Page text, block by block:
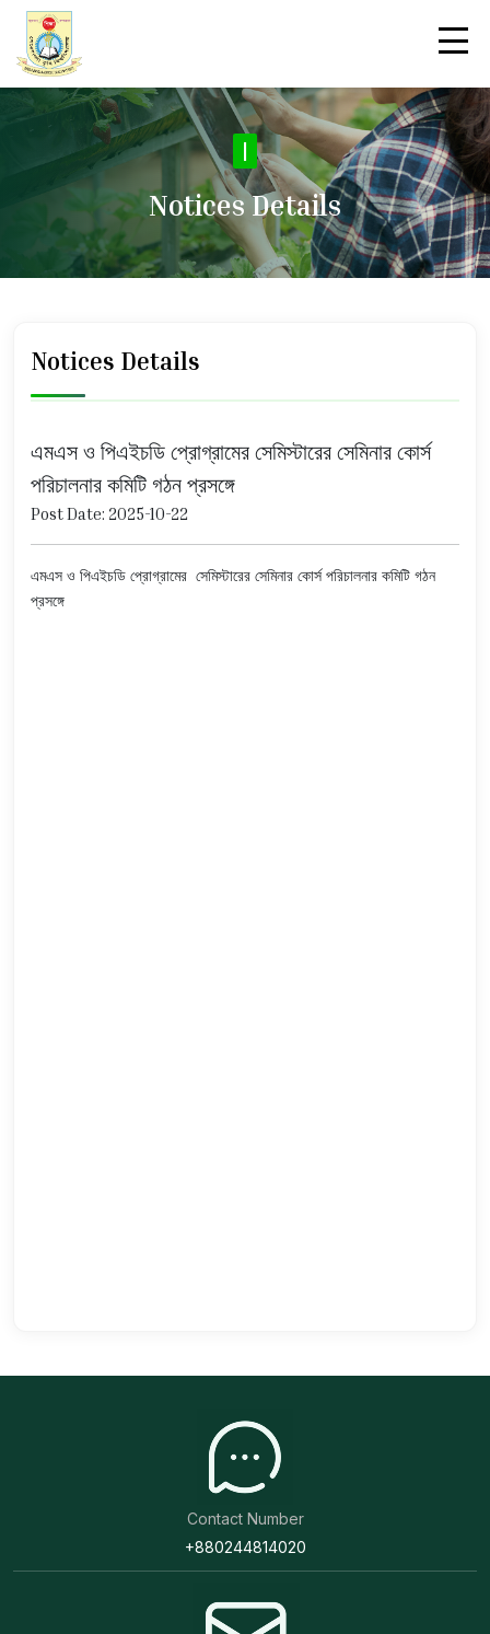
N
Notices Details
Notices Details
এমএস ও পিএইচডি প্রোগ্রামের সেমিস্টারের সেমিনার কোর্স
পরিচালনার কমিটি গঠন প্রসঙ্গে
Post Date: 2025-10-22
এমএস ও পিএইচডি প্রোগ্রামের সেমিস্টারের সেমিনার কোর্স পরিচালনার কমিটি গঠন
প্রসঙ্গে
Contact Number
+880244814020